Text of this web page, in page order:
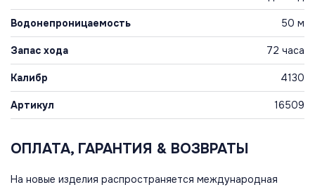
Водонепроницаемость 50 м
Запас хода 72 часа
Калибр 4130
Артикул 16509
ОПЛАТА, ГАРАНТИЯ & ВОЗВРАТЫ
На новые изделия распространяется международная